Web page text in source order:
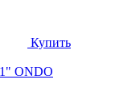
Купить
1" ONDO